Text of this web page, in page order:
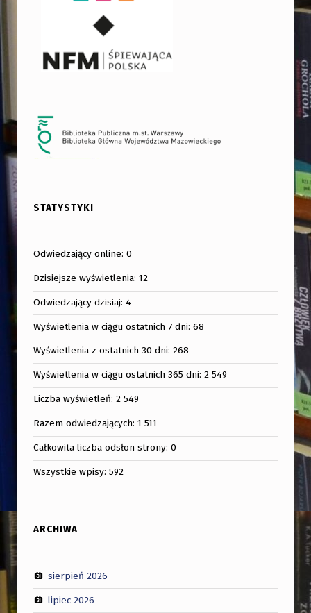
STATYSTYKI
Odwiedzający online:0
Dzisiejsze wyświetlenia:12
Odwiedzający dzisiaj:4
Wyświetlenia w ciągu ostatnich 7 dni:68
Wyświetlenia z ostatnich 30 dni:268
Wyświetlenia w ciągu ostatnich 365 dni:2 549
Liczba wyświetleń:2 549
Razem odwiedzających:1 511
Całkowita liczba odsłon strony:0
Wszystkie wpisy:592
ARCHIWA
sierpień 2026
lipiec 2026